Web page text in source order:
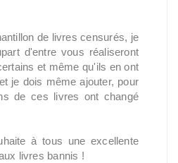
de livres censurés, je
d'entre vous réaliseront
et même qu'ils en ont
je dois même ajouter, pour
de ces livres ont changé
à tous une excellente
livres bannis !